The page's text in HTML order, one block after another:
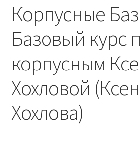
Корпусные
Базовый курс
корпусным
Хохловой
Хохлова)